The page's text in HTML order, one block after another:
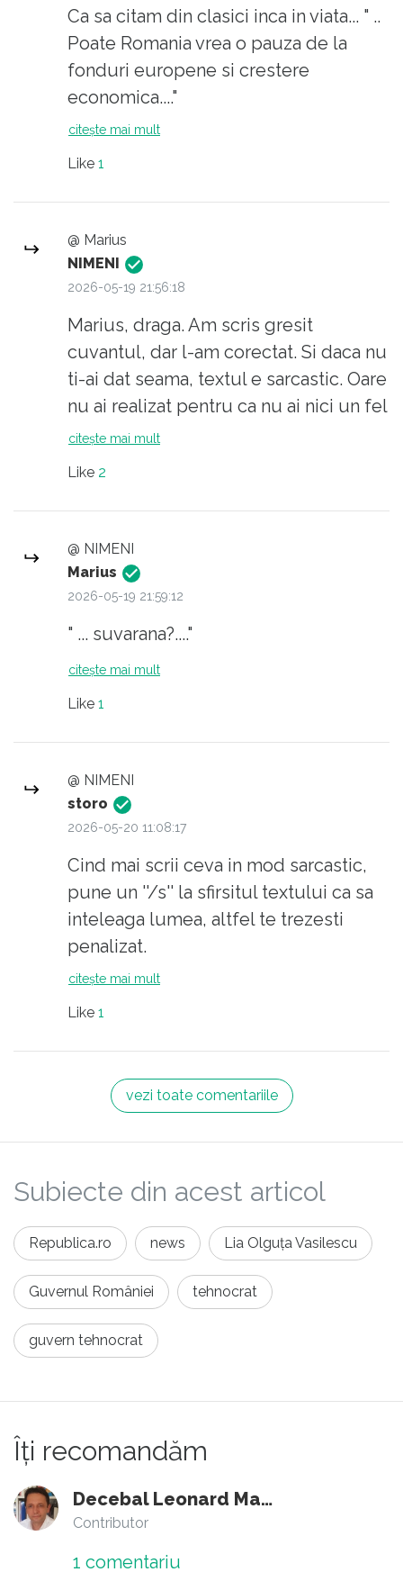
Ca sa citam din clasici inca in viata... " ..
Poate Romania vrea o pauza de la
fonduri europene si crestere
economica...."
faci cu "sevarana" astia???? LOL!
citește mai mult
Like 1
@ Marius
NIMENI
2026-05-19 21:56:18
Marius, draga. Am scris gresit
cuvantul, dar l-am corectat. Si daca nu
ti-ai dat seama, textul e sarcastic. Oare
nu ai realizat pentru ca nu ai nici un fel
de inteligenta???
citește mai mult
Like 2
@ NIMENI
Marius
2026-05-19 21:59:12
" ... suvarana?...."
citește mai mult
Like 1
@ NIMENI
storo
2026-05-20 11:08:17
Cind mai scrii ceva in mod sarcastic,
pune un ''/s'' la sfirsitul textului ca sa
inteleaga lumea, altfel te trezesti
penalizat.
citește mai mult
Like 1
vezi toate comentariile
Subiecte din acest articol
Republica.ro news Lia Olguța Vasilescu
Guvernul României tehnocrat
guvern tehnocrat
Îți recomandăm
Decebal Leonard Marin
Contributor
1 comentariu